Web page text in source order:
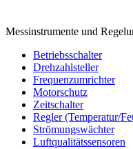
Messinstrumente und
Betriebsschalter
Drehzahlsteller
Frequenzumrichter
Motorschutz
Zeitschalter
Regler (Temperatur/
Strömungswächter
Luftqualitätssensoren